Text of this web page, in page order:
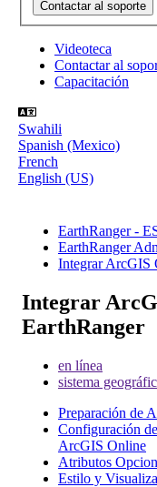
Videoteca
Contactar al
Capacitación
Swahili
Spanish (Mexico)
French
English (US)
EarthRanger -
EarthRanger
Integrar ArcGIS
Integrar
EarthRanger
en línea
sistema
Preparación de
Configuración
ArcGIS Online
Atributos
Estilo y